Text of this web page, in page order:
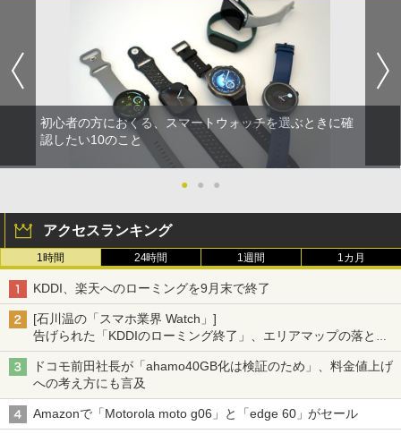
初心者の方におくる、スマートウォッチを選ぶときに確
認したい10のこと
● ● ●
アクセスランキング
1時間 24時間 1週間 1カ月
KDDI、楽天へのローミングを9月末で終了
[石川温の「スマホ業界 Watch」]
告げられた「KDDIのローミング終了」、エリアマップの落とし
穴と楽天モバイルの課題
ドコモ前田社長が「ahamo40GB化は検証のため」、料金値上げ
への考え方にも言及
Amazonで「Motorola moto g06」と「edge 60」がセール